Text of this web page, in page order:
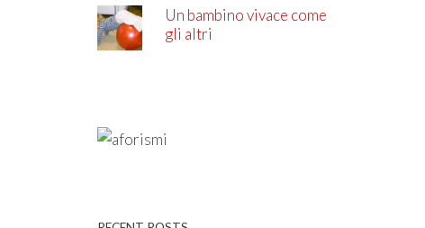
Un bambino vivace come
gli altri